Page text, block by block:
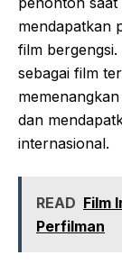
mendapatkan
film bergengsi.
sebagai film
dan
internasional.
READ Film
Perfilman